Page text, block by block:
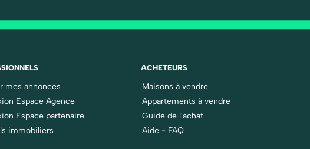
mes annonces
Espace Agence
Espace partenaire
immobiliers
ACHETEURS
Maisons à vendre
Appartements à vendre
Guide de l'achat
Aide - FAQ